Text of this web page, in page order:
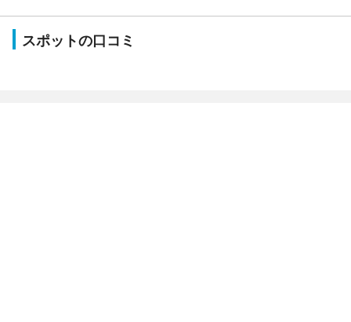
スポットの口コミ